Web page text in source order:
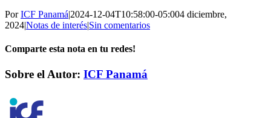
PorICF Panamá|2024-12-04T10:58:00-05:004 diciembre,
2024|Notas de interés|Sin comentarios
Comparte esta nota en tu redes!
Facebook
Twitter
LinkedIn
WhatsApp
Correo
Sobre el Autor: ICF Panamá